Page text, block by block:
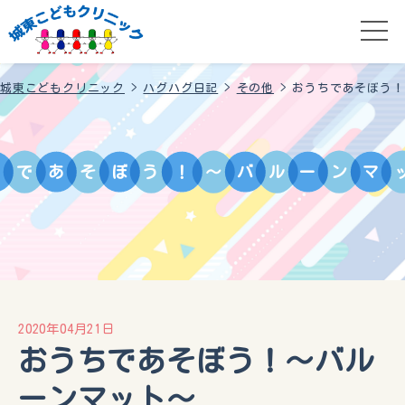
城東こどもクリニック > ハグハグ日記> その他 > おうちであそぼう
で あ そ ぼ う ！ ～ バ ル ー ン マ
2020年04月21日
おうちであそぼう！～バル
ーンマット～